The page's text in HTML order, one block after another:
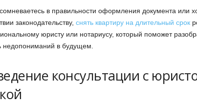
в правильности оформления документа или
законодательству, снять квартиру на длительный срок
юристу или нотариусу, который поможет
недопониманий в будущем.
консультации с